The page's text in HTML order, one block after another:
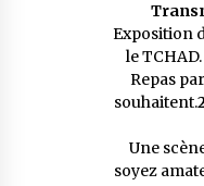
Exposition
le
Repas
souhaitent.
Une
soyez